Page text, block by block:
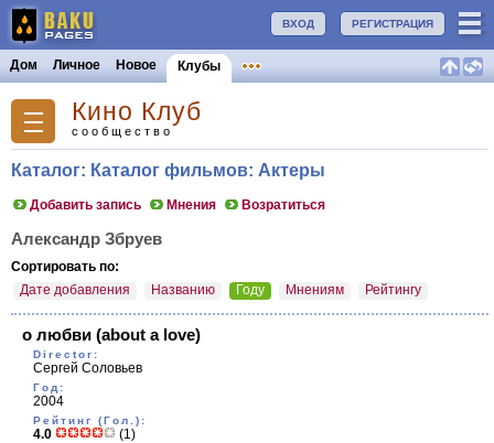
РЕГИСТРАЦИЯ
ВХОД
Дом Личное Новое Клубы
Кино Клуб
сообщество
Каталог: Каталог фильмов: Актеры
Добавить запись Мнения Возратиться
Александр Збруев
Сортировать по:
Дате добавления
Названию Году Мнениям Рейтингу
о любви (about a love)
Director:
Сергей Соловьев
Год:
2004
Рейтинг (Гол.):
4.0 (1)